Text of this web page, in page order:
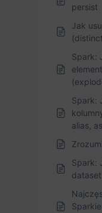
persist
Jak
Spark:
Spark:
alias,
Spark:
dataset